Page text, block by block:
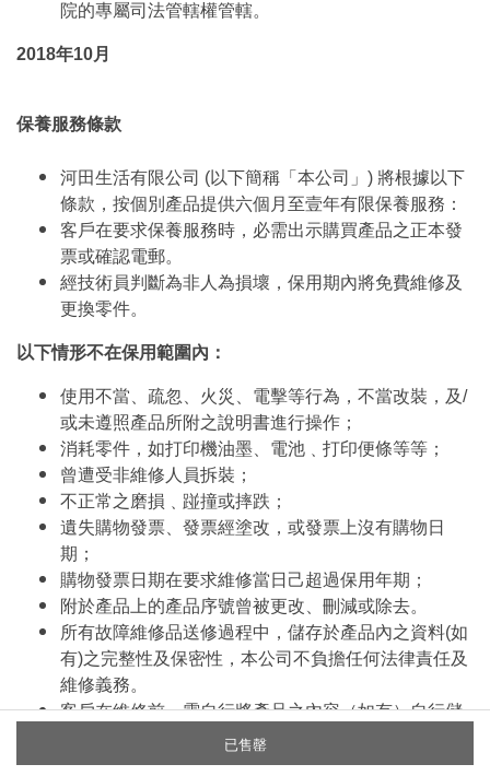
已售罄
院的專屬司法管轄權管轄。
2018年10月
保養服務條款
河田生活有限公司 (以下簡稱「本公司」) 將根據以下
條款，按個別產品提供六個月至壹年有限保養服務：
客戶在要求保養服務時，必需出示購買產品之正本發
票或確認電郵。
經技術員判斷為非人為損壞，保用期內將免費維修及
更換零件。
以下情形不在保用範圍內：
使用不當、疏忽、火災、電擊等行為，不當改裝，及/
或未遵照產品所附之說明書進行操作；
消耗零件，如打印機油墨、電池﹑打印便條等等；
曾遭受非維修人員拆裝；
不正常之磨損﹑踫撞或摔跌；
遺失購物發票、發票經塗改，或發票上沒有購物日
期；
購物發票日期在要求維修當日己超過保用年期；
附於產品上的產品序號曾被更改、刪減或除去。
所有故障維修品送修過程中，儲存於產品內之資料(如
有)之完整性及保密性，本公司不負擔任何法律責任及
維修義務。
客戶在維修前，需自行將產品之內容（如有）自行儲
存備份。本公司並不提供拷貝或儲存服務。
於修理時，產品儲存之內容可能被刪除，本公司將不